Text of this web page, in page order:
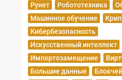
Рунет
Робототехника
Машинное обучение
Кибербезопасность
Искусственный интеллект
Импортозамещение
Большие данные